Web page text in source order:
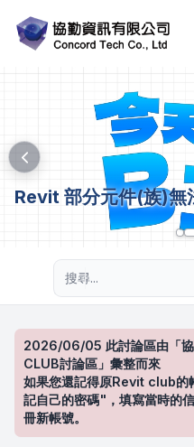
Revit 部分元件(族)無
2026/06/05 此討論區由「
CLUB討論區」彙整而來
如果您還記得原Revit club
記自己的密碼"，填寫當時的
冊新帳號。